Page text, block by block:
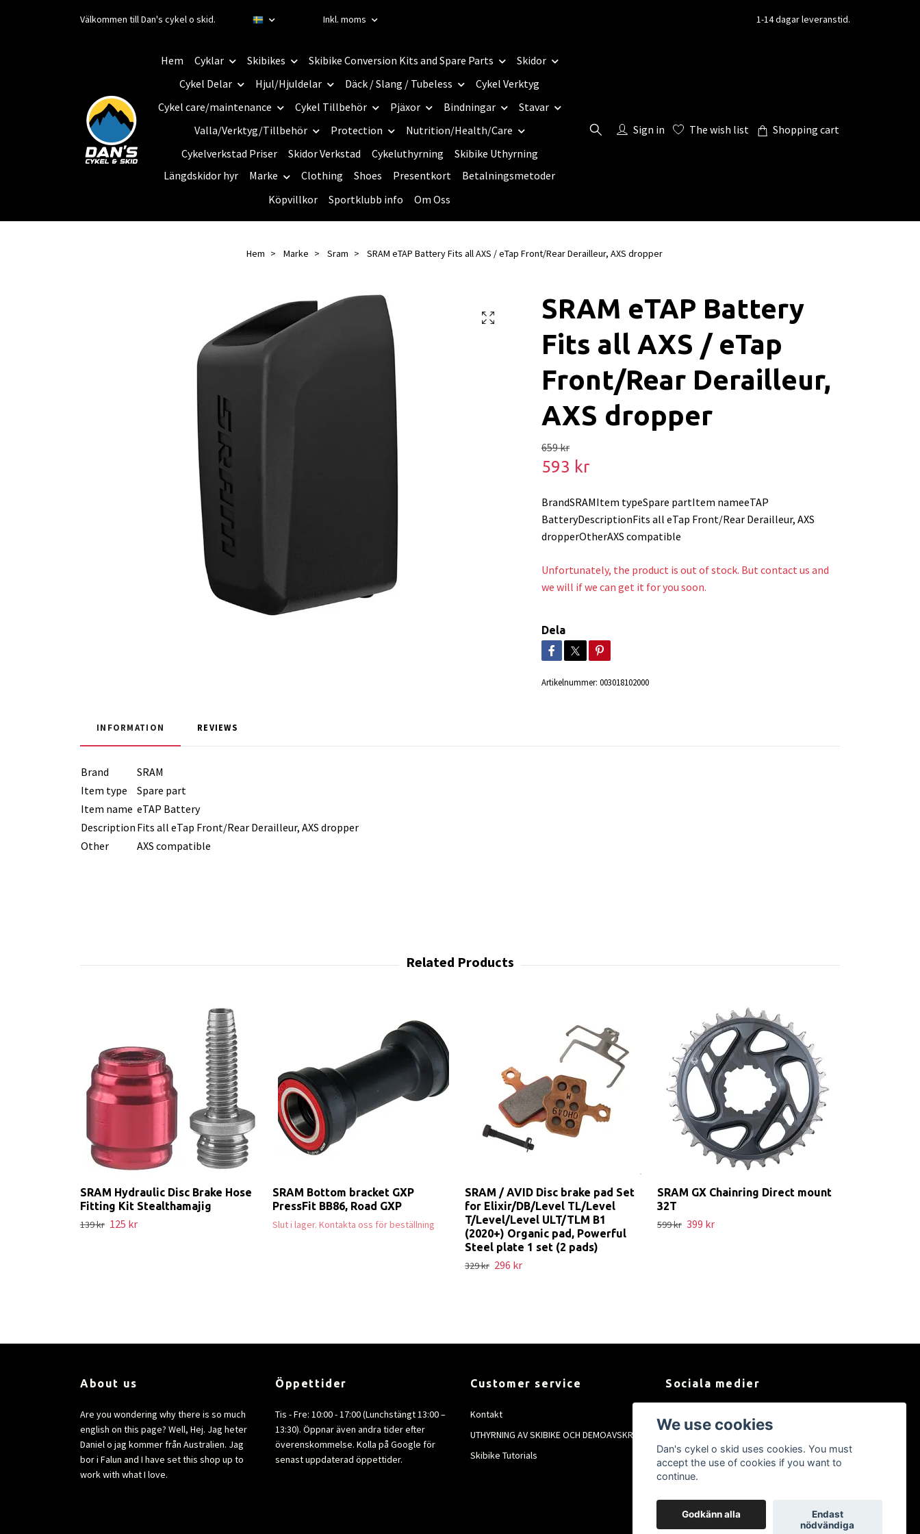
Välkommen till Dan's cykel o skid. Inkl. moms 1-14 dagar leveranstid.
Hem Cyklar Skibikes Skibike Conversion Kits and Spare Parts
Skidor
Cykel Delar
Hjul/Hjuldelar Däck / Slang / Tubeless
Cykel Verktyg
Cykel care/maintenance
Cykel Tillbehör Pjäxor Bindningar
Stavar
Valla/Verktyg/Tillbehör
Protection
Nutrition/Health/Care
Cykelverkstad Priser
Skidor Verkstad Cykeluthyrning
Skibike Uthyrning
Längdskidor hyr
Marke Clothing Shoes Presentkort
Betalningsmetoder
Köpvillkor
Sportklubb info Om Oss
Sign in The wish list Shopping cart
Hem Marke Sram SRAM eTAP Battery Fits all AXS / eTap Front/Rear Derailleur, AXS dropper
SRAM eTAP Battery
Fits all AXS / eTap
Front/Rear Derailleur,
AXS dropper
659 kr
593 kr
BrandSRAMItem typeSpare partItem nameeTAP
BatteryDescriptionFits all eTap Front/Rear Derailleur, AXS
dropperOtherAXS compatible
Unfortunately, the product is out of stock. But contact us and
we will if we can get it for you soon.
Dela
Artikelnummer: 003018102000
INFORMATION REVIEWS
Brand
SRAM
Item type
Spare part
Item name eTAP Battery
Description Fits all eTap Front/Rear Derailleur, AXS dropper
Other
AXS compatible
SRAM Hydraulic Disc Brake Hose
Fitting Kit Stealthamajig
139 kr 125 kr
SRAM Bottom bracket GXP
PressFit BB86, Road GXP
Slut i lager. Kontakta oss för beställning
SRAM / AVID Disc brake pad Set
for Elixir/DB/Level TL/Level
T/Level/Level ULT/TLM B1
(2020+) Organic pad, Powerful
Steel plate 1 set (2 pads)
329 kr 296 kr
SRAM GX Chainring Direct mount
32T
599 kr 399 kr
About us
Are you wondering why there is so much
english on this page? Well, Hej. Jag heter
Daniel o jag kommer från Australien. Jag
bor i Falun and I have set this shop up to
work with what I love.
Öppettider
Tis - Fre: 10:00 - 17:00 (Lunchstängt 13:00 –
13:30). Öppnar även andra tider efter
överenskommelse. Kolla på Google för
senast uppdaterad öppettider.
Customer service
Kontakt
UTHYRNING AV SKIBIKE OCH DEMOAVSKRIFT
Skibike Tutorials
Sociala medier
Instagram
YouTube
Tiktok
We use cookies
Dan's cykel o skid uses cookies. You must
accept the use of cookies if you want to
continue.
Godkänn alla
Endast
nödvändiga